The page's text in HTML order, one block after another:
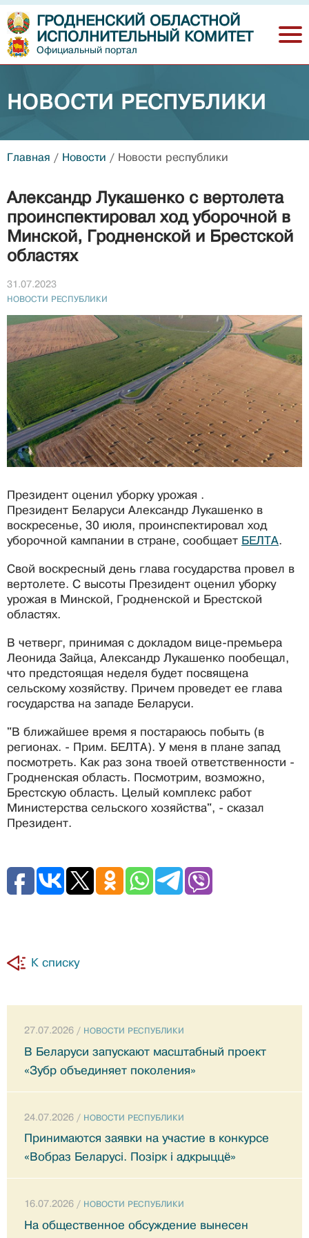
ГРОДНЕНСКИЙ ОБЛАСТНОЙ
ИСПОЛНИТЕЛЬНЫЙ КОМИТЕТ
Официальный портал
НОВОСТИ РЕСПУБЛИКИ
Главная / Новости / Новости республики
Александр Лукашенко с вертолета
проинспектировал ход уборочной в
Минской, Гродненской и Брестской
областях
31.07.2023
НОВОСТИ РЕСПУБЛИКИ
Президент оценил уборку урожая .
Президент Беларуси Александр Лукашенко в
воскресенье, 30 июля, проинспектировал ход
уборочной кампании в стране, сообщает БЕЛТА.
Свой воскресный день глава государства провел в
вертолете. С высоты Президент оценил уборку
урожая в Минской, Гродненской и Брестской
областях.
В четверг, принимая с докладом вице-премьера
Леонида Зайца, Александр Лукашенко пообещал,
что предстоящая неделя будет посвящена
сельскому хозяйству. Причем проведет ее глава
государства на западе Беларуси.
"В ближайшее время я постараюсь побыть (в
регионах. - Прим. БЕЛТА). У меня в плане запад
посмотреть. Как раз зона твоей ответственности -
Гродненская область. Посмотрим, возможно,
Брестскую область. Целый комплекс работ
Министерства сельского хозяйства", - сказал
Президент.
К списку
27.07.2026 / НОВОСТИ РЕСПУБЛИКИ
В Беларуси запускают масштабный проект
«Зубр объединяет поколения»
24.07.2026 / НОВОСТИ РЕСПУБЛИКИ
Принимаются заявки на участие в конкурсе
«Вобраз Беларусi. Позiрк i адкрыццё»
16.07.2026 / НОВОСТИ РЕСПУБЛИКИ
На общественное обсуждение вынесен